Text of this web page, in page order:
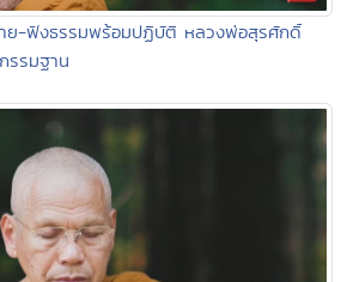
-ฟังธรรมพร้อมปฏิบัติ หลวงพ่อสุรศักดิ์
รรมฐาน